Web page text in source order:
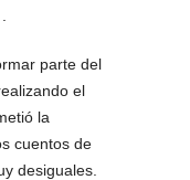
parte del
el
la
cuentos de
desiguales.